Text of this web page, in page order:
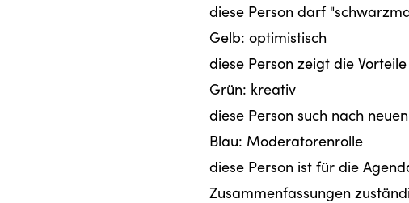
diese Person darf
Gelb: optimistisch
diese Person zeigt die
Grün: kreativ
diese Person such nach
Blau: Moderatorenrolle
diese Person ist für die
Zusammenfassungen